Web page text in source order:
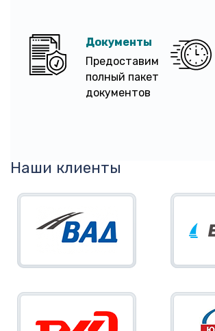
Документы
Предоставим
полный пакет
документов
Наши клиенты